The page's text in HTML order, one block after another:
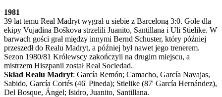
1981
39 lat temu Real Madryt wygrał u siebie z Barceloną 3:0. Gole dla
ekipy Vujadina Boškova strzelili Juanito, Santillana i Uli Stielike. W
barwach gości grał między innymi Bernd Schuster, który później
przeszedł do Realu Madryt, a później był nawet jego trenerem.
Sezon 1980/81 Królewscy zakończyli na drugim miejscu, a
mistrzem Hiszpanii został Real Sociedad.
Skład Realu Madryt: García Remón; Camacho, García Navajas,
Sabido, García Cortés (46' Pineda); Stielike (87' García Hernández),
Del Bosque, Ángel; Isidro, Juanito, Santillana.